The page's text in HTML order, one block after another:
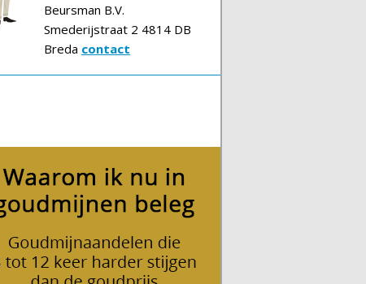
Beursman B.V.
Smederijstraat 2 4814 DB
Breda contact